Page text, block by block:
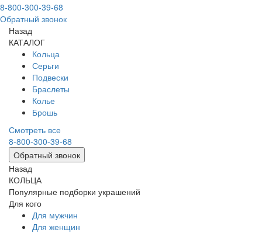
8-800-300-39-68
Обратный звонок
Назад
КАТАЛОГ
Кольца
Серьги
Подвески
Браслеты
Колье
Брошь
Смотреть все
8-800-300-39-68
Обратный звонок
Назад
КОЛЬЦА
Популярные подборки украшений
Для кого
Для мужчин
Для женщин